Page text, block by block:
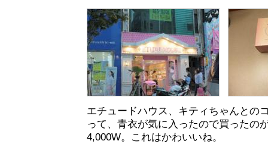
エチュードハウス、キティちゃんとの
って、青衣が気に入ったので買ったの
4,000W。これはかわいいね。